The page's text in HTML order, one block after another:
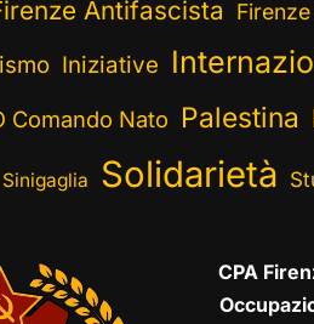
Antifascista
Iniziative
Comando Nato Palestina
Sinigaglia Solidarietà
CPA